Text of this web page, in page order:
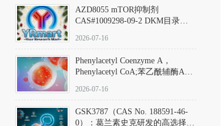
AZD8055 mTOR抑制剂
CAS#1009298-09-2 DKM目录号
激酶抑制剂的深度剖析
2026-07-16
Phenylacetyl Coenzyme A，
Phenylacetyl CoA;苯乙酰辅酶A
2026-07-16
GSK3787（CAS No. 188591-46-
0）：葛兰素史克研发的高选择